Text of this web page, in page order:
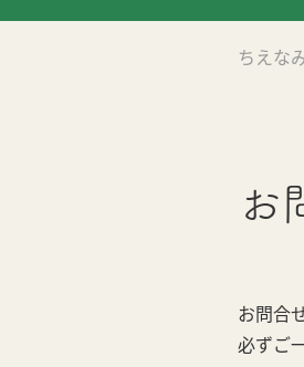
ちえな
お
お問合
必ずご